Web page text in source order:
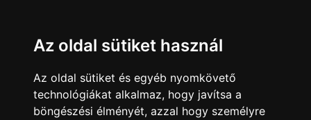
Az oldal sütiket használ
Az oldal sütiket és egyéb nyomkövető
technológiákat alkalmaz, hogy javítsa a
böngészési élményét, azzal hogy személyre